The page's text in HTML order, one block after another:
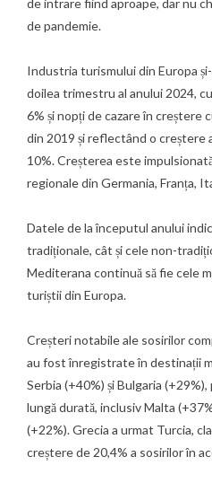
de pandemie.
Industria turismului din Europa
doilea trimestru al anului 2024,
6% și nopți de cazare în creștere
din 2019 și reflectând o creștere
10%. Creșterea este
regionale din Germania, Franța,
Datele de la începutul anului
tradiționale, cât și cele non-
Mediterana continuă să fie cele
turiștii din Europa.
Creșteri notabile ale sosirilor
au fost înregistrate în destinații
Serbia (+40%) și Bulgaria
lungă durată, inclusiv Malta
(+22%). Grecia a urmat Turcia,
creștere de 20,4% a sosirilor în